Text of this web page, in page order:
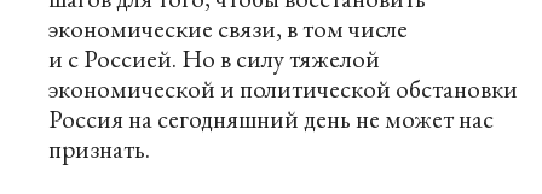
экономические связи, в том числе
и с Россией. Но в силу тяжелой
экономической и политической обстановки
Россия на сегодняшний день не может нас
признать.